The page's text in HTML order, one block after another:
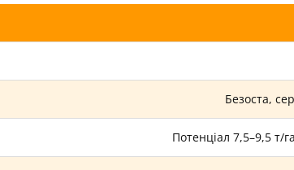
Безоста,
Потенціал 7,5–9,5 т/